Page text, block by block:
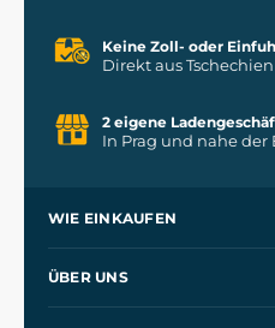
Keine Zoll- oder
Direkt aus
2 eigene
In Prag und nahe der
WIE EINKAUFEN
ÜBER UNS